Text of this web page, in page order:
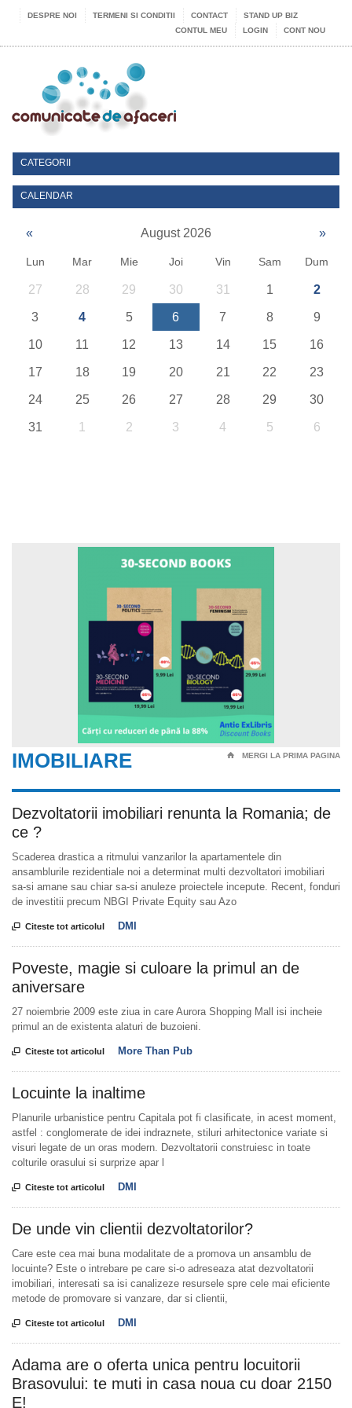
DESPRE NOI TERMENI SI CONDITII CONTACT
STAND UP BIZ
CONTUL MEU
LOGIN CONT NOU
CATEGORII
CALENDAR
« August 2026 »
Lun Mar Mie Joi Vin Sam Dum
27 28 29 30 31 1 2
3 4 5 6 7 8 9
10 11 12 13 14 15 16
17 18 19 20 21 22 23
24 25 26 27 28 29 30
31 1 2 3 4 5 6
IMOBILIARE ⌂ MERGI LA PRIMA PAGINA
Dezvoltatorii imobiliari renunta la Romania; de
ce ?
Scaderea drastica a ritmului vanzarilor la apartamentele din
ansamblurile rezidentiale noi a determinat multi dezvoltatori imobiliari
sa-si amane sau chiar sa-si anuleze proiectele incepute. Recent, fonduri
de investitii precum NBGI Private Equity sau Azo
 Citeste tot articolul DMI
Poveste, magie si culoare la primul an de
aniversare
27 noiembrie 2009 este ziua in care Aurora Shopping Mall isi incheie
primul an de existenta alaturi de buzoieni.
 Citeste tot articolul More Than Pub
Locuinte la inaltime
Planurile urbanistice pentru Capitala pot fi clasificate, in acest moment,
astfel : conglomerate de idei indraznete, stiluri arhitectonice variate si
visuri legate de un oras modern. Dezvoltatorii construiesc in toate
colturile orasului si surprize apar l
 Citeste tot articolul DMI
De unde vin clientii dezvoltatorilor?
Care este cea mai buna modalitate de a promova un ansamblu de
locuinte? Este o intrebare pe care si-o adreseaza atat dezvoltatorii
imobiliari, interesati sa isi canalizeze resursele spre cele mai eficiente
metode de promovare si vanzare, dar si clientii,
 Citeste tot articolul DMI
Adama are o oferta unica pentru locuitorii
Brasovului: te muti in casa noua cu doar 2150
E!